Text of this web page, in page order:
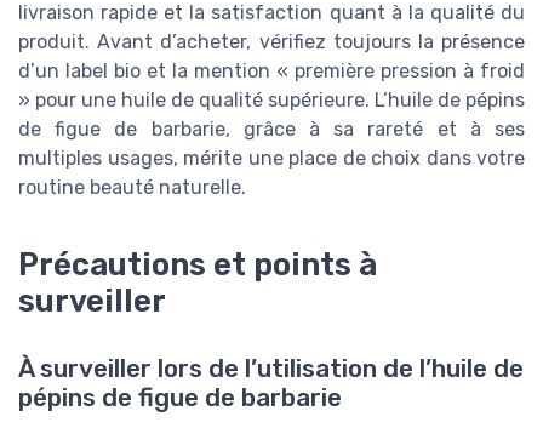
livraison rapide et la satisfaction quant à la qualité du
produit. Avant d’acheter, vérifiez toujours la présence
d’un label bio et la mention « première pression à froid
» pour une huile de qualité supérieure. L’huile de pépins
de figue de barbarie, grâce à sa rareté et à ses
multiples usages, mérite une place de choix dans votre
routine beauté naturelle.
Précautions et points à
surveiller
À surveiller lors de l’utilisation de l’huile de
pépins de figue de barbarie